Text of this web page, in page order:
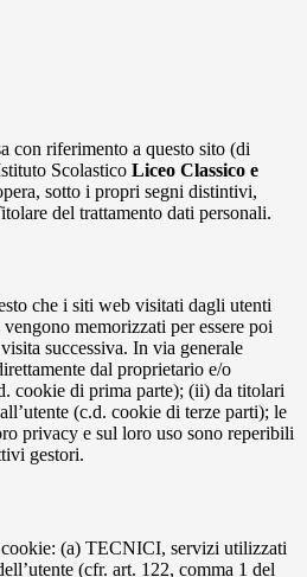
con riferimento a questo sito (di
Scolastico Liceo Classico e
sotto i propri segni distintivi,
del trattamento dati personali.
che i siti web visitati dagli utenti
memorizzati per essere poi
successiva. In via generale
dal proprietario e/o
cookie di prima parte); (ii) da titolari
(c.d. cookie di terze parti); le
privacy e sul loro uso sono reperibili
gestori.
(a) TECNICI, servizi utilizzati
(cfr. art. 122, comma 1 del